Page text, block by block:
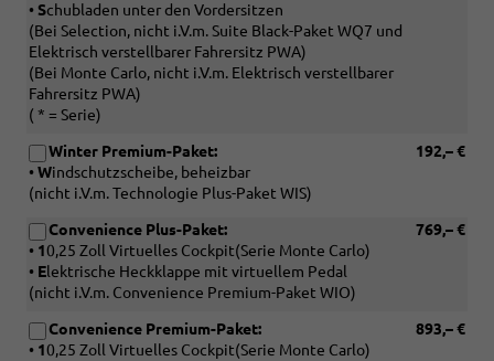
• Schubladen unter den Vordersitzen
(Bei Selection, nicht i.V.m. Suite Black-Paket WQ7 und
Elektrisch verstellbarer Fahrersitz PWA)
(Bei Monte Carlo, nicht i.V.m. Elektrisch verstellbarer
Fahrersitz PWA)
( * = Serie)
192,– €
Winter Premium-Paket:
• Windschutzscheibe, beheizbar
(nicht i.V.m. Technologie Plus-Paket WIS)
769,– €
Convenience Plus-Paket:
• 10,25 Zoll Virtuelles Cockpit(Serie Monte Carlo)
• Elektrische Heckklappe mit virtuellem Pedal
(nicht i.V.m. Convenience Premium-Paket WIO)
893,– €
Convenience Premium-Paket:
• 10,25 Zoll Virtuelles Cockpit(Serie Monte Carlo)